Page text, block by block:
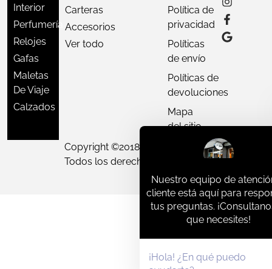
Interior
Perfumería
Relojes
Gafas
Maletas
De Viaje
Calzados
Carteras
Accesorios
Ver todo
Política de
privacidad
Políticas
de envío
Políticas de
devoluciones
Mapa
del sitio
Copyright ©2018 - 2026
D'Varon,
Todos los derechos reservados.
Nuestro equipo de
cliente está aquí para
tus preguntas.
que necesites!
¡Hola! ¿En qué puedo